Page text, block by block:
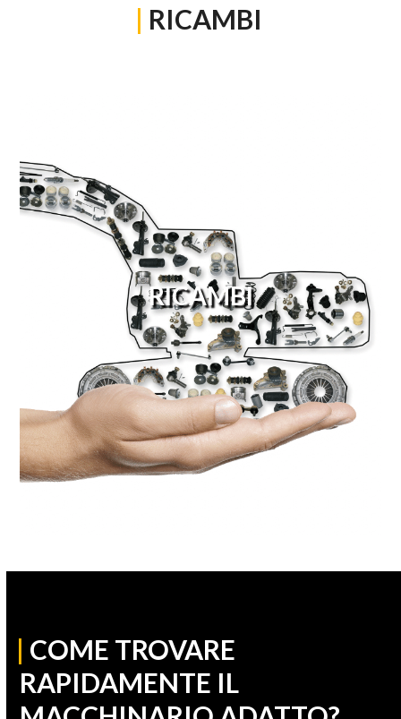
| RICAMBI
RICAMBI
| COME TROVARE
RAPIDAMENTE IL